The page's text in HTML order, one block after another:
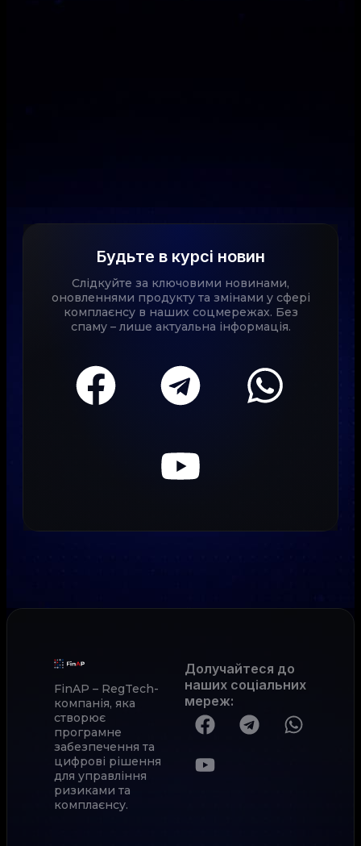
Будьте в курсі новин
Слідкуйте за ключовими новинами,
оновленнями продукту та змінами у сфері
комплаєнсу в наших соцмережах. Без
спаму – лише актуальна інформація.
FinAP – RegTech-
компанія, яка
створює
програмне
забезпечення та
цифрові рішення
для управління
ризиками та
комплаєнсу.
Долучайтеся до
наших соціальних
мереж: